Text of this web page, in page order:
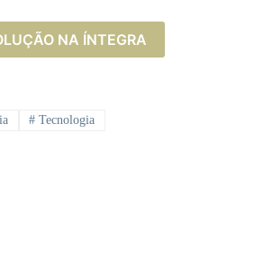
NA ÍNTEGRA
# Tecnologia